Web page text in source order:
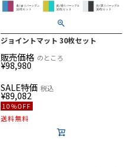
ジョイントマット 30枚セット
販売価格
¥98,980
のところ
SALE特価
¥89,082
税込
10％OFF
送料無料